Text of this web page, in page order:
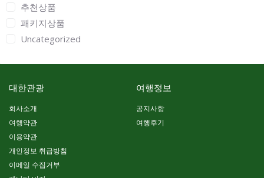
추천상품
패키지상품
Uncategorized
대한관광
회사소개
여행약관
이용약관
개인정보 취급방침
이메일 수집거부
여행정보
공지사항
여행후기